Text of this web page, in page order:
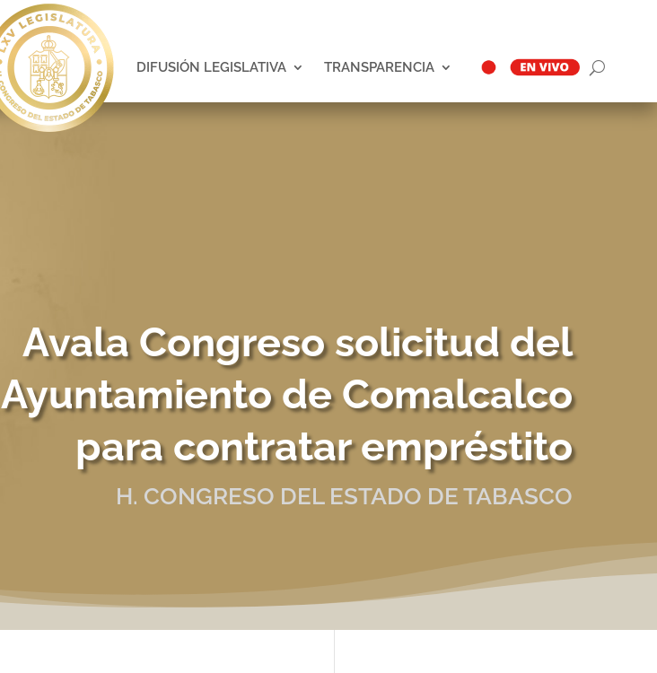
DIFUSIÓN LEGISLATIVA TRANSPARENCIA
Avala Congreso solicitud del
Ayuntamiento de Comalcalco
para contratar empréstito
H. CONGRESO DEL ESTADO DE TABASCO